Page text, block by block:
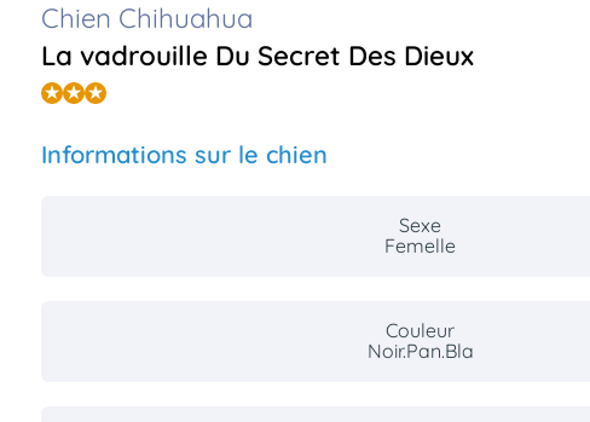
Chien Chihuahua
La vadrouille Du Secret Des Dieux
Informations sur le chien
Sexe
Femelle
Couleur
Noir.Pan.Bla